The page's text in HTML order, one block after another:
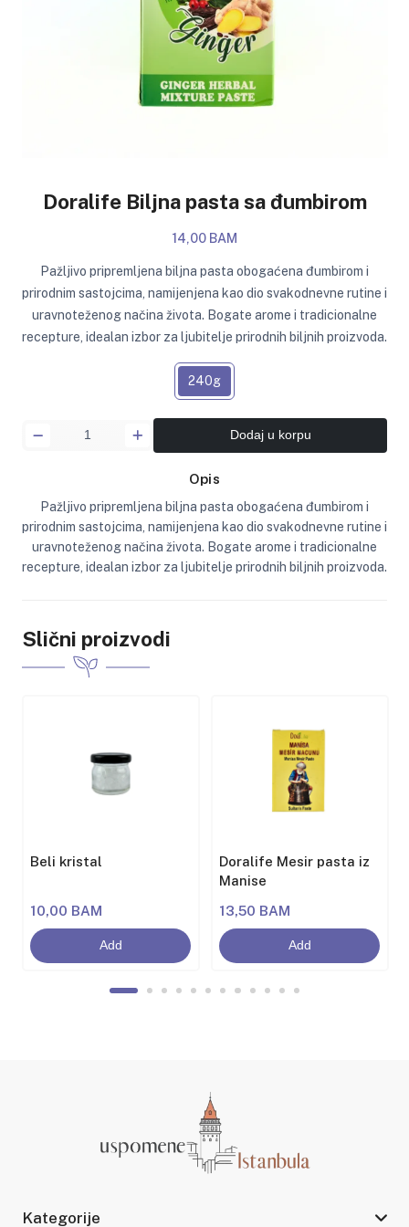
Doralife Biljna pasta sa đumbirom
14,00 BAM
Pažljivo pripremljena biljna pasta obogaćena đumbirom i
prirodnim sastojcima, namijenjena kao dio svakodnevne rutine i
uravnoteženog načina života. Bogate arome i tradicionalne
recepture, idealan izbor za ljubitelje prirodnih biljnih proizvoda.
240g
Dodaj u korpu
Opis
Pažljivo pripremljena biljna pasta obogaćena đumbirom i
prirodnim sastojcima, namijenjena kao dio svakodnevne rutine i
uravnoteženog načina života. Bogate arome i tradicionalne
recepture, idealan izbor za ljubitelje prirodnih biljnih proizvoda.
Slični proizvodi
Beli kristal
10,00 BAM
Add
Doralife Mesir pasta iz
Manise
13,50 BAM
Add
Kategorije